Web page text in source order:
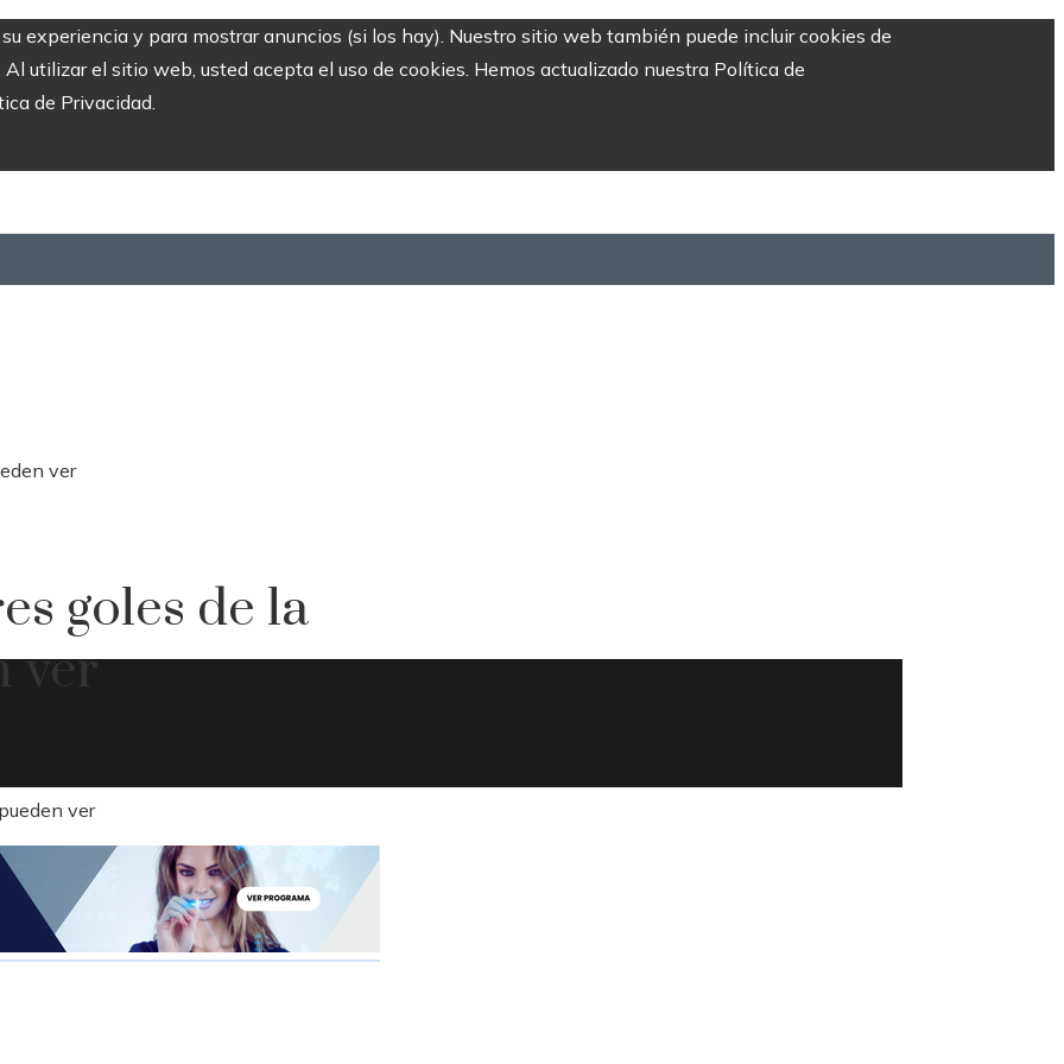
experiencia y para mostrar anuncios (si los hay). Nuestro sitio web también puede incluir cookies de
utilizar el sitio web, usted acepta el uso de cookies. Hemos actualizado nuestra Política de
de Privacidad.
ver
goles de la
ver